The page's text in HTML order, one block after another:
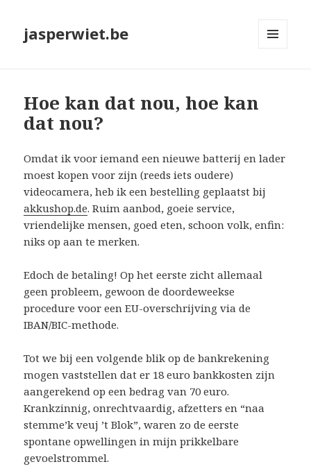
jasperwiet.be
Hoe kan dat nou, hoe kan
dat nou?
Omdat ik voor iemand een nieuwe batterij en lader
moest kopen voor zijn (reeds iets oudere)
videocamera, heb ik een bestelling geplaatst bij
akkushop.de. Ruim aanbod, goeie service,
vriendelijke mensen, goed eten, schoon volk, enfin:
niks op aan te merken.
Edoch de betaling! Op het eerste zicht allemaal
geen probleem, gewoon de doordeweekse
procedure voor een EU-overschrijving via de
IBAN/BIC-methode.
Tot we bij een volgende blik op de bankrekening
mogen vaststellen dat er 18 euro bankkosten zijn
aangerekend op een bedrag van 70 euro.
Krankzinnig, onrechtvaardig, afzetters en “naa
stemme’k veuj ’t Blok”, waren zo de eerste
spontane opwellingen in mijn prikkelbare
gevoelstrommel.